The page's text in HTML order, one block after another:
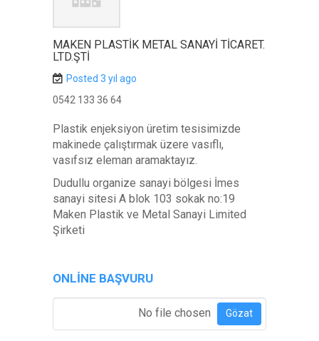
MAKEN PLASTİK METAL SANAYİ TİCARET.
LTD.ŞTİ
Posted 3 yıl ago
0542 133 36 64
Plastik enjeksiyon üretim tesisimizde
makinede çalıştırmak üzere vasıflı,
vasıfsız eleman aramaktayız.
Dudullu organize sanayi bölgesi İmes
sanayi sitesi A blok 103 sokak no:19
Maken Plastik ve Metal Sanayi Limited
Şirketi
ONLINE BAŞVURU
No file chosen Gözat